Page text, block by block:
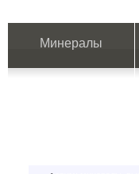
Минералы